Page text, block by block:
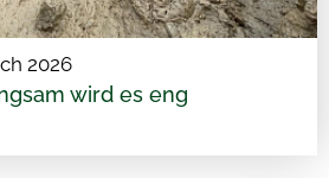
2026
wird es eng